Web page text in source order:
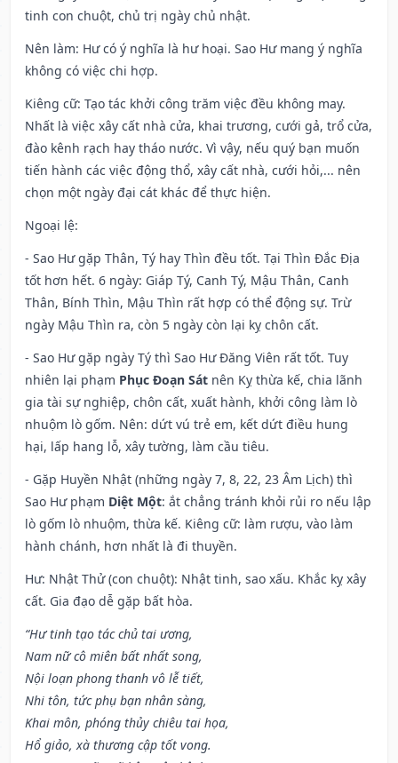
tinh con chuột, chủ trị ngày chủ nhật.
Nên làm: Hư có ý nghĩa là hư hoại. Sao Hư mang ý nghĩa
không có việc chi hợp.
Kiêng cữ: Tạo tác khởi công trăm việc đều không may.
Nhất là việc xây cất nhà cửa, khai trương, cưới gả, trổ cửa,
đào kênh rạch hay tháo nước. Vì vậy, nếu quý bạn muốn
tiến hành các việc động thổ, xây cất nhà, cưới hỏi,... nên
chọn một ngày đại cát khác để thực hiện.
Ngoại lệ:
- Sao Hư gặp Thân, Tý hay Thìn đều tốt. Tại Thìn Đắc Địa
tốt hơn hết. 6 ngày: Giáp Tý, Canh Tý, Mậu Thân, Canh
Thân, Bính Thìn, Mậu Thìn rất hợp có thể động sự. Trừ
ngày Mậu Thìn ra, còn 5 ngày còn lại kỵ chôn cất.
- Sao Hư gặp ngày Tý thì Sao Hư Đăng Viên rất tốt. Tuy
nhiên lại phạm Phục Đoạn Sát nên Kỵ thừa kế, chia lãnh
gia tài sự nghiệp, chôn cất, xuất hành, khởi công làm lò
nhuộm lò gốm. Nên: dứt vú trẻ em, kết dứt điều hung
hại, lấp hang lỗ, xây tường, làm cầu tiêu.
- Gặp Huyền Nhật (những ngày 7, 8, 22, 23 Âm Lịch) thì
Sao Hư phạm Diệt Một: ắt chẳng tránh khỏi rủi ro nếu lập
lò gốm lò nhuộm, thừa kế. Kiêng cữ: làm rượu, vào làm
hành chánh, hơn nhất là đi thuyền.
Hư: Nhật Thử (con chuột): Nhật tinh, sao xấu. Khắc kỵ xây
cất. Gia đạo dễ gặp bất hòa.
“Hư tinh tạo tác chủ tai ương,
Nam nữ cô miên bất nhất song,
Nội loạn phong thanh vô lễ tiết,
Nhi tôn, tức phụ bạn nhân sàng,
Khai môn, phóng thủy chiêu tai họa,
Hổ giảo, xà thương cập tốt vong.